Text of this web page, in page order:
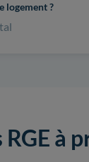
logement ?
à